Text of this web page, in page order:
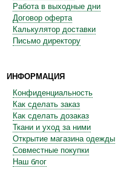
Работа в выходные дни
Договор оферта
Калькулятор доставки
Письмо директору
ИНФОРМАЦИЯ
Конфиденциальность
Как сделать заказ
Как сделать дозаказ
Ткани и уход за ними
Открытие магазина одежды
Совместные покупки
Наш блог